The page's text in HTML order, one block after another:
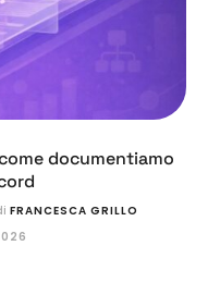
documentiamo
FRANCESCA GRILLO